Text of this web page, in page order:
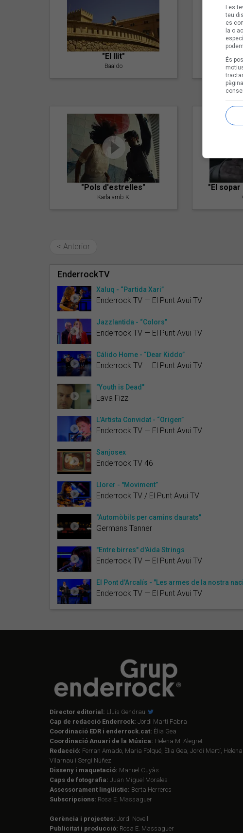
"El llit"
Baaldo
"Lo
"Pols d'estrelles"
Karla amb K
"El
< Anterior
EnderrockTV
Xaluq - “Partida Xari”
Enderrock TV — El Punt Avui TV
Jazzlantida - “Colors”
Enderrock TV — El Punt Avui TV
Cálido Home - “Dear Kiddo”
Enderrock TV — El Punt Avui TV
"Youth is Dead"
Lava Fizz
L’Artista Convidat - “Origen”
Enderrock TV — El Punt Avui TV
Sanjosex
Enderrock TV 46
Llorer - "Moviment”
Enderrock TV / El Punt Avui TV
"Automòbils per camins daurats"
Germans Tanner
"Entre birres" d'Aida Strings
Enderrock TV — El Punt Avui TV
El Pont d'Arcalís - "Les armes de la nostra
Enderrock TV — El Punt Avui TV
Director editorial: Lluís Gendrau
Cap de redacció Enderrock: Jordi Martí Fabra
Coordinació EDR i enderrock.cat: Èlia Gea
Coordinació Anuari de la Música: Helena M. Alegret
Redacció: Ferran Amado, Maria Folqué, Èlia Gea, Jordi Martí,
Vilarnau i Sergi Núñez
Disseny i maquetació: Manuel Cuyàs
Caps de fotografia: Juan Miguel Morales
Assessorament lingüístic: Berta Herreros
Subscripcions: Rosa E. Massaguer
Gerència i projectes: Jordi Novell
Publicitat i producció: Rosa E. Massaguer
Les
teu
es
la o
És